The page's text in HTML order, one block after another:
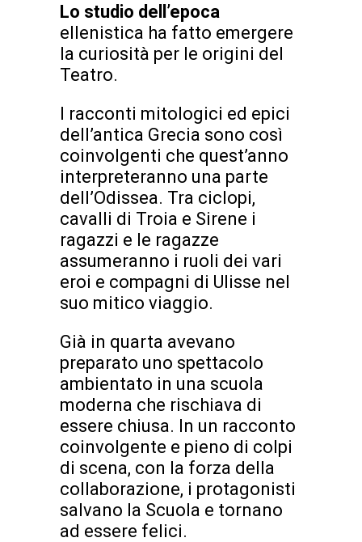
Lo studio dell’epoca
ellenistica ha fatto emergere
la curiosità per le origini del
Teatro.
I racconti mitologici ed epici
dell’antica Grecia sono così
coinvolgenti che quest’anno
interpreteranno una parte
dell’Odissea. Tra ciclopi,
cavalli di Troia e Sirene i
ragazzi e le ragazze
assumeranno i ruoli dei vari
eroi e compagni di Ulisse nel
suo mitico viaggio.
Già in quarta avevano
preparato uno spettacolo
ambientato in una scuola
moderna che rischiava di
essere chiusa. In un racconto
coinvolgente e pieno di colpi
di scena, con la forza della
collaborazione, i protagonisti
salvano la Scuola e tornano
ad essere felici.